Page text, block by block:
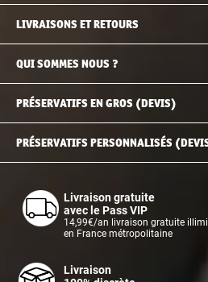
LIVRAISONS ET RETOURS
QUI SOMMES NOUS ?
PRÉSERVATIFS EN GROS (DEVIS)
PRÉSERVATIFS PERSONNALISÉS
Livraison gratuite
avec le Pass VIP
14,99€/an livraison gratuite
en France métropolitaine
Livraison